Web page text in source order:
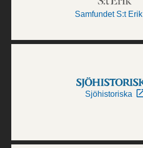
Samfundet S:t Erik
Sjöhistoriska